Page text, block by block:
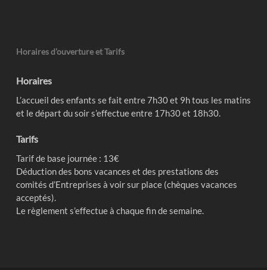
Horaires d’ouverture et Tarifs
Horaires
L’accueil des enfants se fait entre 7h30 et 9h tous les matins
et le départ du soir s’effectue entre 17h30 et 18h30.
Tarifs
Tarif de base journée : 13€
Déduction des bons vacances et des prestations des
comités d’Entreprises à voir sur place (chèques vacances
acceptés).
Le règlement s’effectue à chaque fin de semaine.